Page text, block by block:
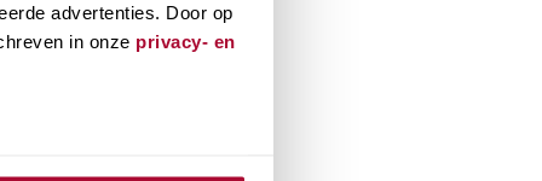
advertenties. Door op
in onze privacy- en